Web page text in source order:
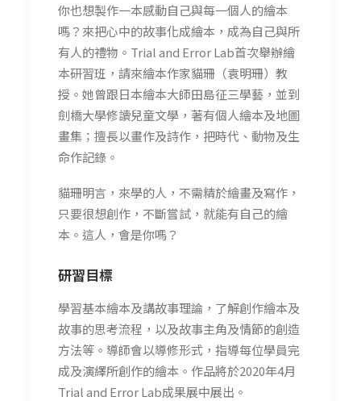
你也想製作一本感動自己與每一個人的繪本
嗎？來把心中的故事化成繪本，成為自己與所
有人的禮物。Trial and Error Lab首次舉辦繪
本研習班，請來繪本作家貓珊（袁明珊）教
授。她曾跟日本繪本大師田島征三學藝，並到
劍橋大學修讀兒童文學，著有個人繪本及地圖
畫集；擅長以畫作及詩作，把時代、動物及生
命作記錄。
貓珊明言，來學的人，不需精於繪畫及寫作，
只要很想創作，不斷嘗試，就能有自己的繪
本。這人，會是你嗎？
研習目標
學習基本繪本及講故事理論，了解創作繪本及
故事的思考流程，以及故事主角及情節的創造
方法等。導師會以導修形式，指導每位學員完
成及演繹所創作的繪本。作品將於2020年4月
Trial and Error Lab成果展中展出。